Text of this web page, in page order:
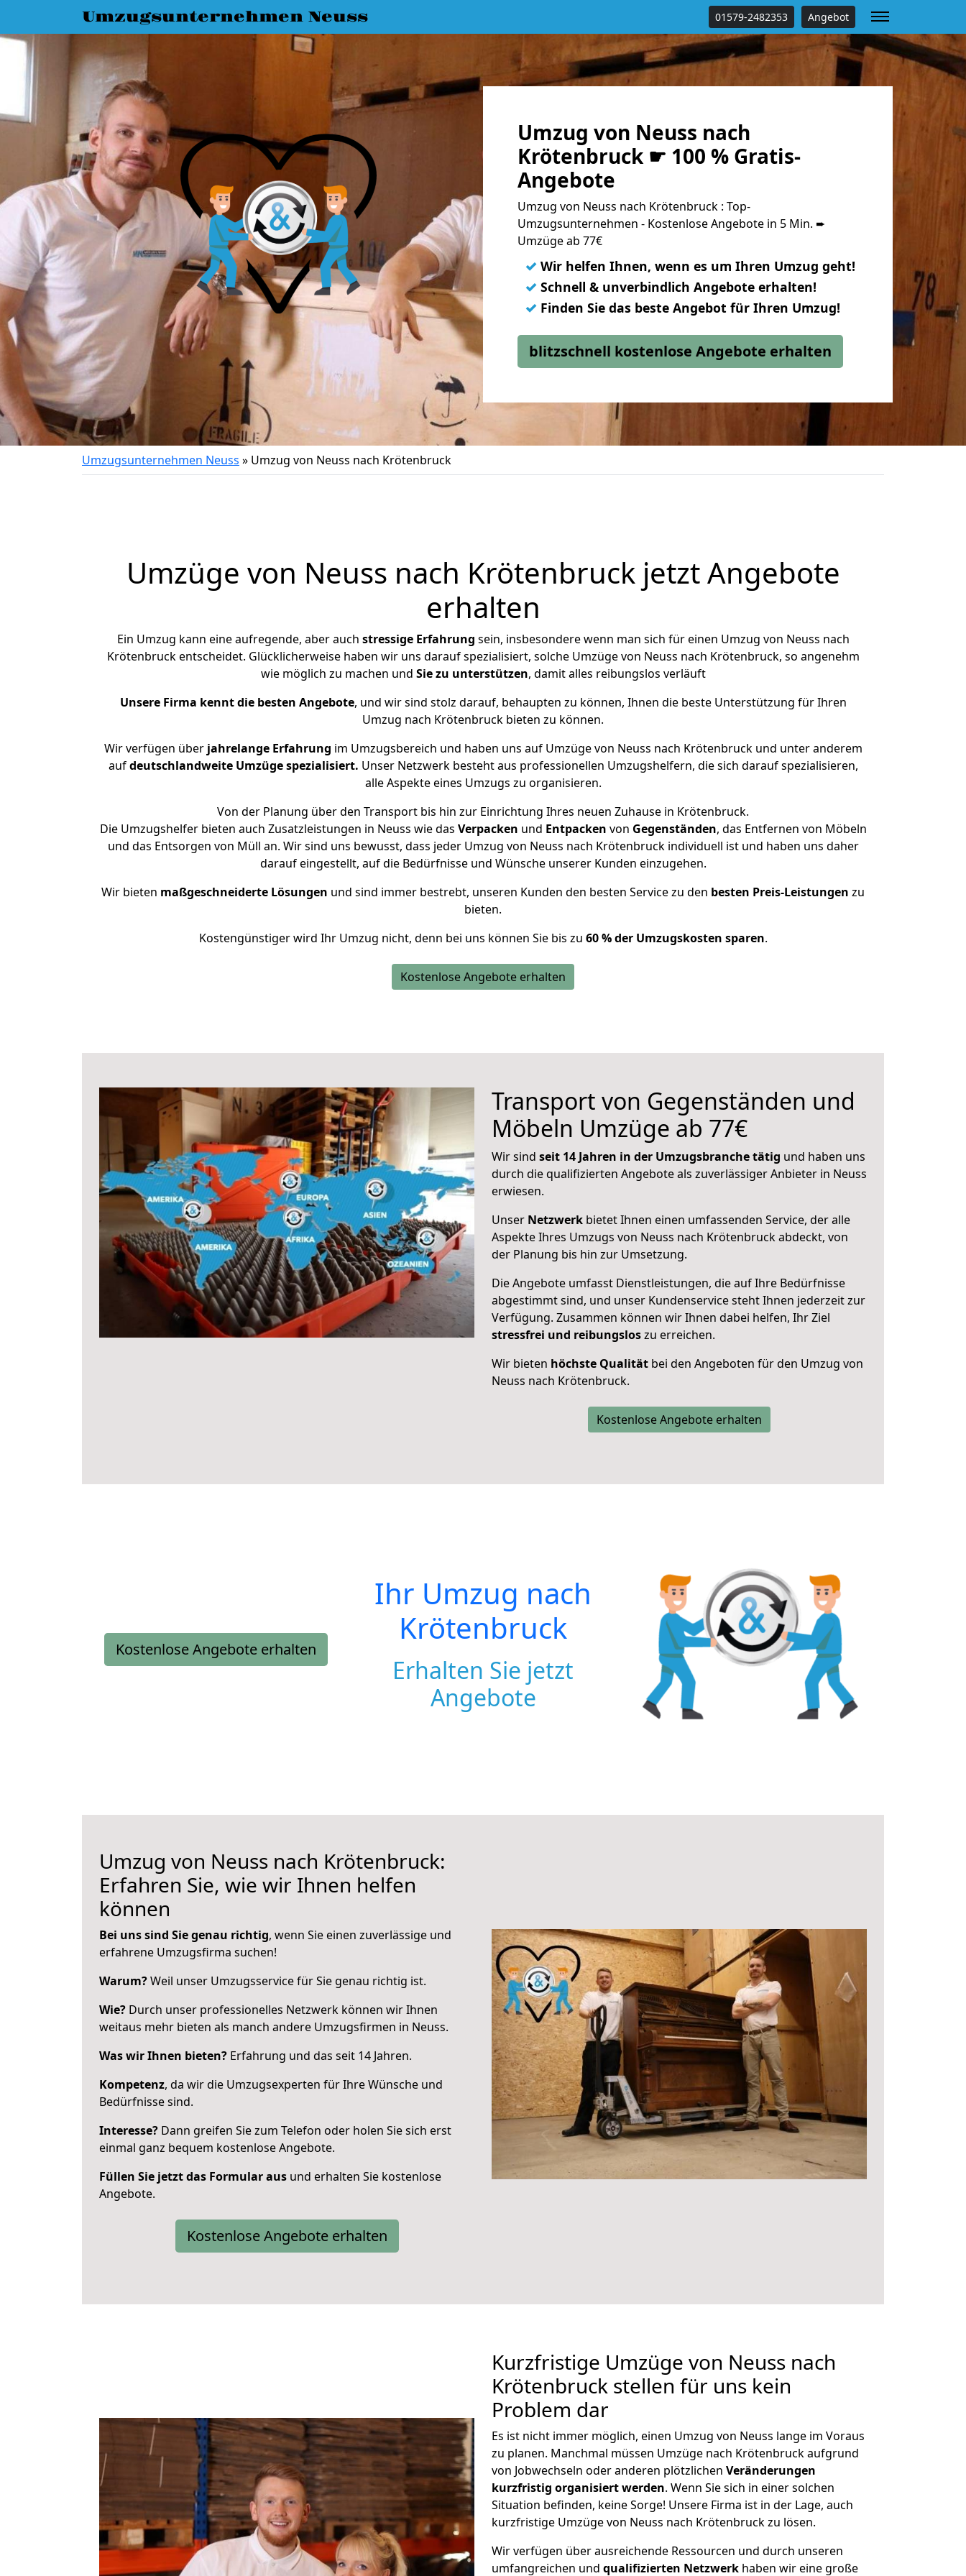
Umzugsunternehmen Neuss 01579-2482353 Angebot
Umzug von Neuss nach
Krötenbruck ☛ 100 % Gratis-
Angebote
Umzug von Neuss nach Krötenbruck : Top-
Umzugsunternehmen - Kostenlose Angebote in 5 Min. ➨
Umzüge ab 77€
✓ Wir helfen Ihnen, wenn es um Ihren Umzug geht!
✓ Schnell & unverbindlich Angebote erhalten!
✓ Finden Sie das beste Angebot für Ihren Umzug!
blitzschnell kostenlose Angebote erhalten
Umzugsunternehmen Neuss » Umzug von Neuss nach Krötenbruck
Umzüge von Neuss nach Krötenbruck jetzt Angebote
erhalten
Ein Umzug kann eine aufregende, aber auch stressige Erfahrung sein, insbesondere wenn man sich für einen Umzug von Neuss nach
Krötenbruck entscheidet. Glücklicherweise haben wir uns darauf spezialisiert, solche Umzüge von Neuss nach Krötenbruck, so angenehm
wie möglich zu machen und Sie zu unterstützen, damit alles reibungslos verläuft
Unsere Firma kennt die besten Angebote, und wir sind stolz darauf, behaupten zu können, Ihnen die beste Unterstützung für Ihren
Umzug nach Krötenbruck bieten zu können.
Wir verfügen überjahrelange Erfahrung im Umzugsbereich und haben uns auf Umzüge von Neuss nach Krötenbruck und unter anderem
aufdeutschlandweite Umzüge spezialisiert. Unser Netzwerk besteht aus professionellen Umzugshelfern, die sich darauf spezialisieren,
alle Aspekte eines Umzugs zu organisieren.
Von der Planung über den Transport bis hin zur Einrichtung Ihres neuen Zuhause in Krötenbruck.
Die Umzugshelfer bieten auch Zusatzleistungen in Neuss wie das Verpacken und Entpacken von Gegenständen, das Entfernen von Möbeln
und das Entsorgen von Müll an. Wir sind uns bewusst, dass jeder Umzug von Neuss nach Krötenbruck individuell ist und haben uns daher
darauf eingestellt, auf die Bedürfnisse und Wünsche unserer Kunden einzugehen.
Wir bieten maßgeschneiderte Lösungen und sind immer bestrebt, unseren Kunden den besten Service zu den besten Preis-Leistungen zu
bieten.
Kostengünstiger wird Ihr Umzug nicht, denn bei uns können Sie bis zu 60 % der Umzugskosten sparen.
Kostenlose Angebote erhalten
Transport von Gegenständen und
Möbeln Umzüge ab 77€
Wir sind seit 14 Jahren in der Umzugsbranche tätig und haben uns
durch die qualifizierten Angebote als zuverlässiger Anbieter in Neuss
erwiesen.
Unser Netzwerk bietet Ihnen einen umfassenden Service, der alle
Aspekte Ihres Umzugs von Neuss nach Krötenbruck abdeckt, von
der Planung bis hin zur Umsetzung.
Die Angebote umfasst Dienstleistungen, die auf Ihre Bedürfnisse
abgestimmt sind, und unser Kundenservice steht Ihnen jederzeit zur
Verfügung. Zusammen können wir Ihnen dabei helfen, Ihr Ziel
stressfrei und reibungsloszu erreichen.
Wir bieten höchste Qualität bei den Angeboten für den Umzug von
Neuss nach Krötenbruck.
Kostenlose Angebote erhalten
Kostenlose Angebote erhalten
Ihr Umzug nach
Krötenbruck
Erhalten Sie jetzt
Angebote
Umzug von Neuss nach Krötenbruck:
Erfahren Sie, wie wir Ihnen helfen
können
Bei uns sind Sie genau richtig, wenn Sie einen zuverlässige und
erfahrene Umzugsfirma suchen!
Warum?Weil unser Umzugsservice für Sie genau richtig ist.
Wie? Durch unser professionelles Netzwerk können wir Ihnen
weitaus mehr bieten als manch andere Umzugsfirmen in Neuss.
Was wir Ihnen bieten? Erfahrung und das seit 14 Jahren.
Kompetenz, da wir die Umzugsexperten für Ihre Wünsche und
Bedürfnisse sind.
Interesse? Dann greifen Sie zum Telefon oder holen Sie sich erst
einmal ganz bequem kostenlose Angebote.
Füllen Sie jetzt das Formular aus und erhalten Sie kostenlose
Angebote.
Kostenlose Angebote erhalten
Kurzfristige Umzüge von Neuss nach
Krötenbruck stellen für uns kein
Problem dar
Es ist nicht immer möglich, einen Umzug von Neuss lange im Voraus
zu planen. Manchmal müssen Umzüge nach Krötenbruck aufgrund
von Jobwechseln oder anderen plötzlichen Veränderungen
kurzfristig organisiert werden. Wenn Sie sich in einer solchen
Situation befinden, keine Sorge! Unsere Firma ist in der Lage, auch
kurzfristige Umzüge von Neuss nach Krötenbruck zu lösen.
Wir verfügen über ausreichende Ressourcen und durch unseren
umfangreichen und qualifizierten Netzwerk haben wir eine große